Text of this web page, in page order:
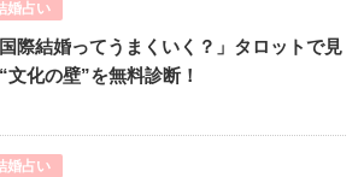
婚占い
国際結婚ってうまくいく？」タロットで見
文化の壁”を無料診断！
婚占い